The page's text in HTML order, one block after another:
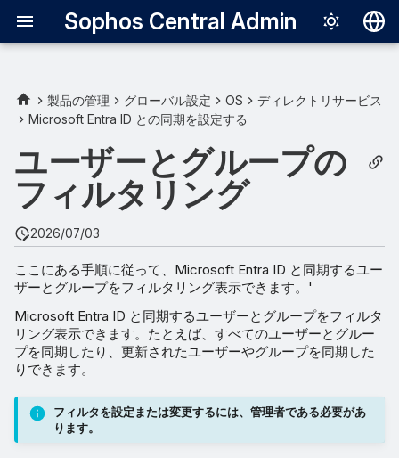
Sophos Central Admin
English
Français
中文（繁體）
すべてのユーザーとグループ
グループオブジェクト ID で
のフィルタリング
グループフィルタを使用して
ユーザーを追加
ユーザーフィルタを使用して
ユーザーを追加
製品の管理 グローバル設定 OS
ディレクトリサービス
Microsoft Entra ID との同期を設定する
ユーザーとグループの
フィルタリング
2026/07/03
ここにある手順に従って、Microsoft Entra ID と同期するユー
ザーとグループをフィルタリング表示できます。'
Microsoft Entra ID と同期するユーザーとグループをフィルタ
リング表示できます。たとえば、すべてのユーザーとグルー
プを同期したり、更新されたユーザーやグループを同期した
りできます。
フィルタを設定または変更するには、管理者である必要があ
ります。